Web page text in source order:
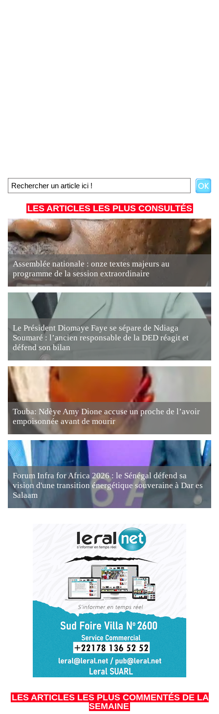
LES ARTICLES LES PLUS CONSULTÉS
Assemblée nationale : onze textes majeurs au
programme de la session extraordinaire
Le Président Diomaye Faye se sépare de Ndiaga
Soumaré : l’ancien responsable de la DED réagit et
défend son bilan
Touba: Ndèye Amy Dione accuse un proche de l’avoir
empoisonnée avant de mourir
Forum Infra for Africa 2026 : le Sénégal défend sa
vision d'une transition énergétique souveraine à Dar es
Salaam
LES ARTICLES LES PLUS COMMENTÉS DE LA
SEMAINE